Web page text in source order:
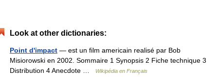
Look at other dictionaries:
Point d'impact — est un film americain realisé par Bob
Misiorowski en 2002. Sommaire 1 Synopsis 2 Fiche technique 3
Distribution 4 Anecdote …
Wikipédia en Français